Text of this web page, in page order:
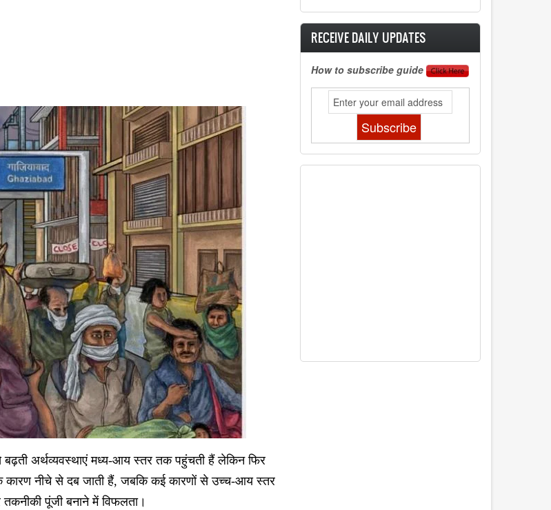
अर्थव्यवस्थाएं मध्य-आय स्तर तक पहुंचती हैं लेकिन फिर
कारण नीचे से दब जातीहैं, जबकि कई कारणों से उच्च-आय स्तर
पूंजी बनाने में विफलता।
RECEIVE DAILY UPDATES
How to subscribe guide